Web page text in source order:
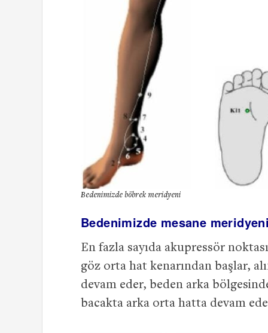
Bedenimizde böbrek meridyeni
Bedenimizde mesane
En fazla sayıda akupressör
göz orta hat kenarından başlar,
devam eder, beden arka
bacakta arka orta hatta devam